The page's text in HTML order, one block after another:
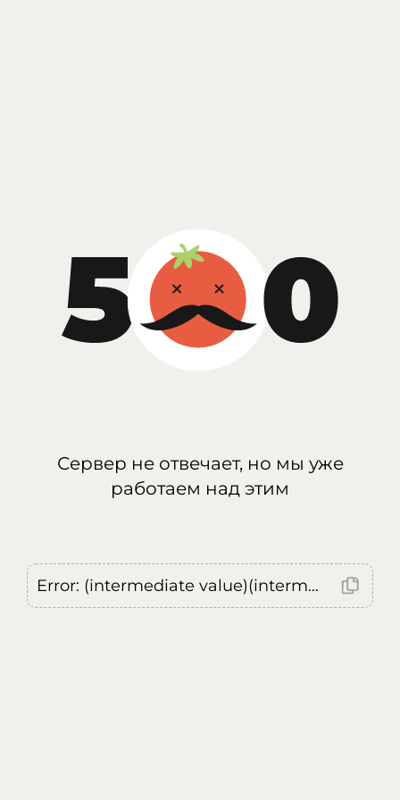
Сервер не отвечает, но мы уже
работаем над этим
Error: (intermediate value)(intermediate value)(intermediate value).replaceAll is not a function